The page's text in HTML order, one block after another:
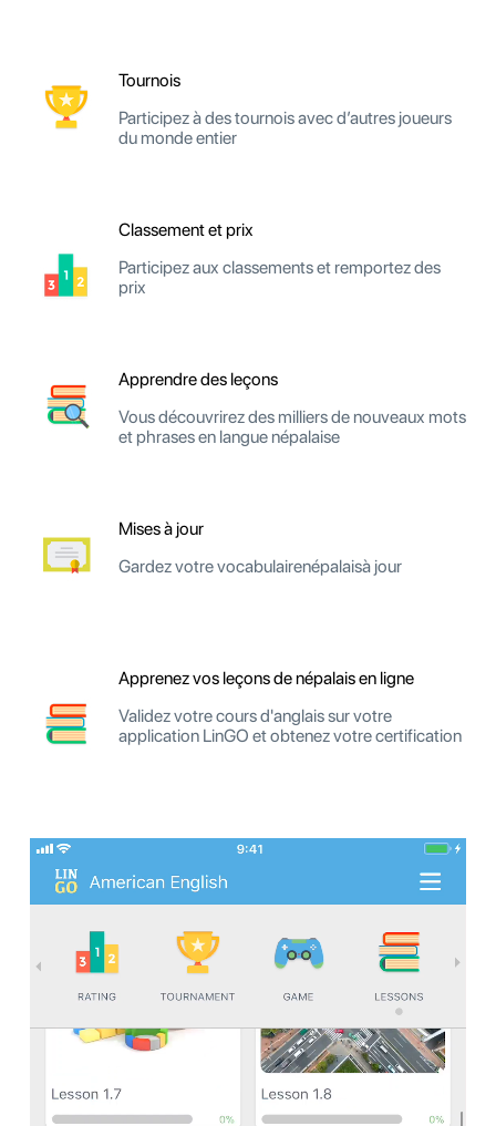
Tournois
Participez à des tournois avec d’autres joueurs
du monde entier
Classement et prix
Participez aux classements et remportez des
prix
Apprendre des leçons
Vous découvrirez des milliers de nouveaux mots
et phrases en langue népalaise
Mises à jour
Gardez votre vocabulairenépalaisà jour
Apprenez vos leçons de népalais en ligne
Validez votre cours d'anglais sur votre
application LinGO et obtenez votre certification